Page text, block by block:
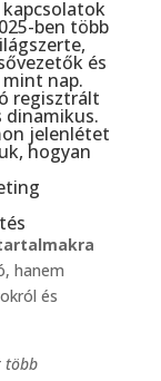
ben több
és
nap.
regisztrált
dinamikus.
jelenlétet
hogyan
hanem
és
több